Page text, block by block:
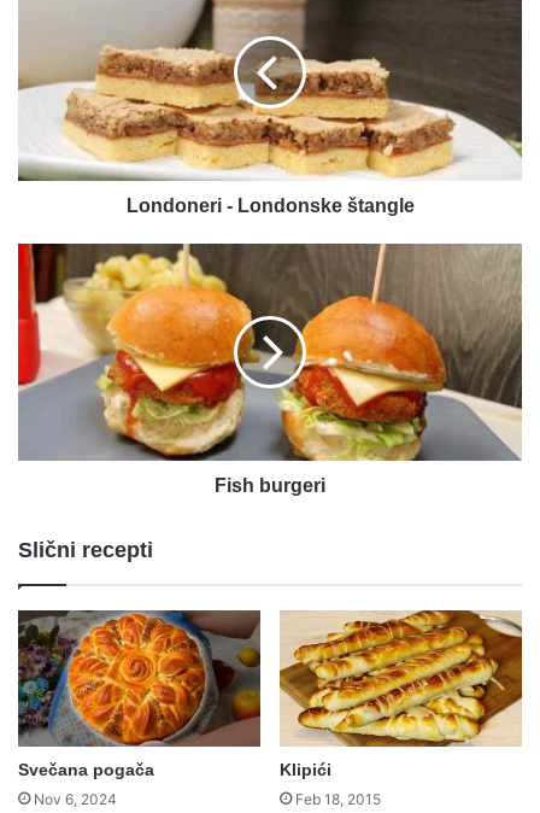
Londoneri - Londonske štangle
Fish
burgeri
Fish burgeri
Slični recepti
Svečana pogača
Nov 6, 2024
Klipići
Feb 18, 2015